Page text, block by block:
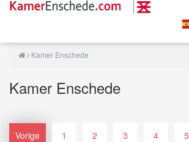
Kamer Enschede
Kamer Enschede
Vorige 1 2 3 4 5